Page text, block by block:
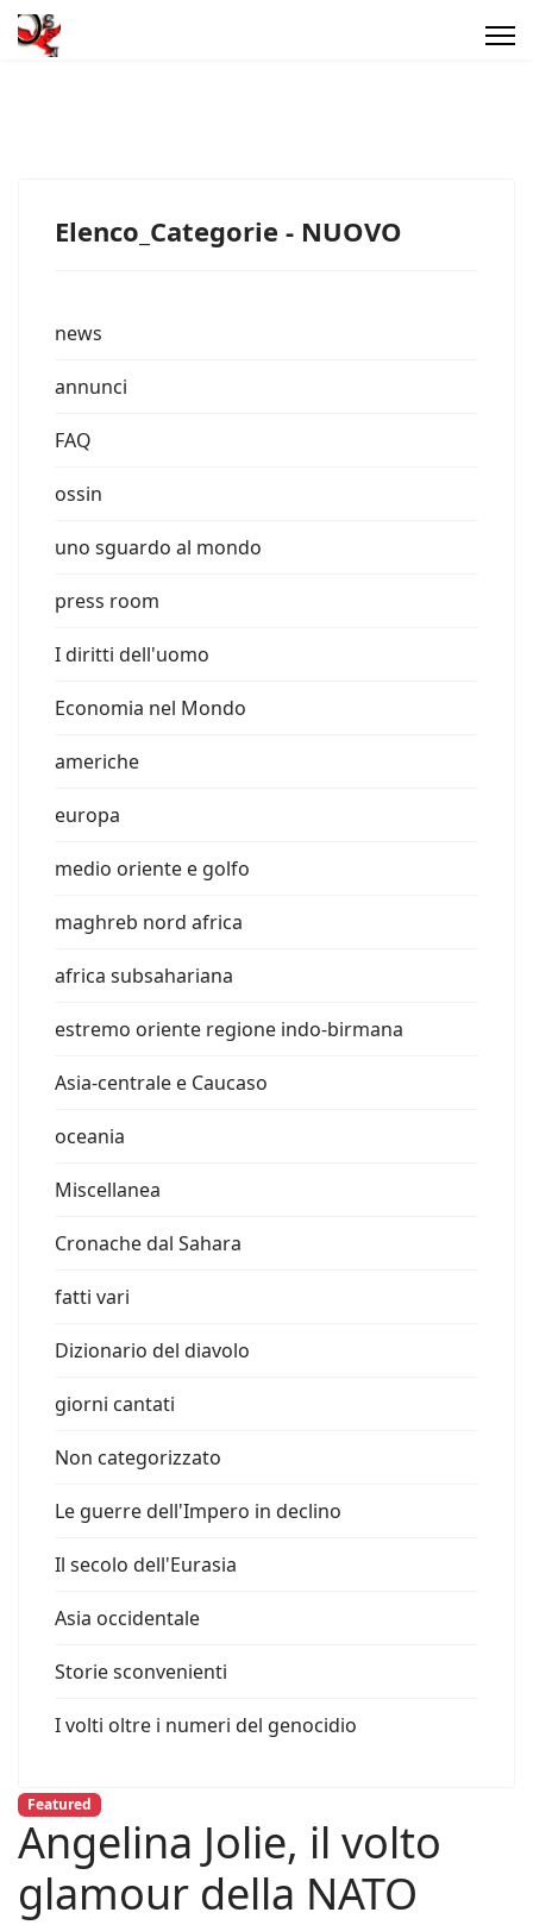
Elenco_Categorie - NUOVO
news
annunci
FAQ
ossin
uno sguardo al mondo
press room
I diritti dell'uomo
Economia nel Mondo
americhe
europa
medio oriente e golfo
maghreb nord africa
africa subsahariana
estremo oriente regione indo-birmana
Asia-centrale e Caucaso
oceania
Miscellanea
Cronache dal Sahara
fatti vari
Dizionario del diavolo
giorni cantati
Non categorizzato
Le guerre dell'Impero in declino
Il secolo dell'Eurasia
Asia occidentale
Storie sconvenienti
I volti oltre i numeri del genocidio
Featured
Angelina Jolie, il volto
glamour della NATO